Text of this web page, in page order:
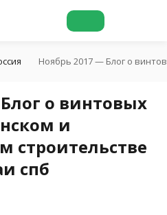
Ноябрь 2017 — Блог о
о винтовых
и
спб